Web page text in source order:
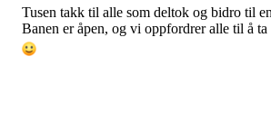
Tusen takk til alle som deltok og bidro til
Banen er åpen, og vi oppfordrer alle til å